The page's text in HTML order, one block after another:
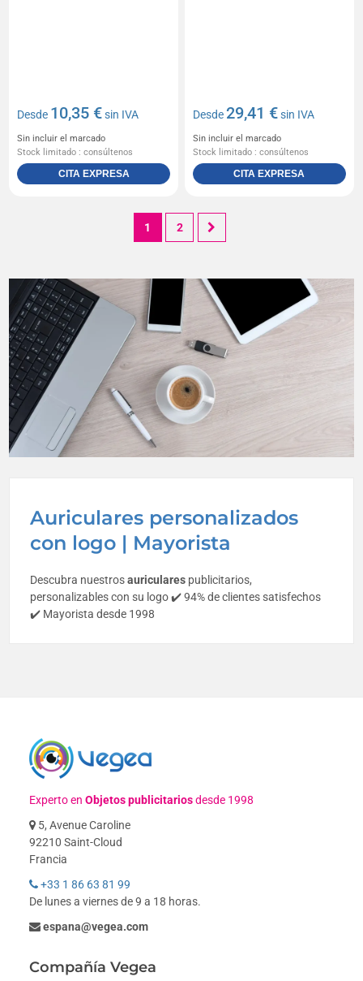
Auriculares personalizados
con logo | Mayorista
Descubra nuestrosauriculares publicitarios,
personalizables con su logo ✔️ 94% de clientes satisfechos
✔️ Mayorista desde 1998
Desde 10,35 €sin IVA
Sin incluir el marcado
Stock limitado : consúltenos
CITA EXPRESA
Desde29,41 €sin IVA
Sin incluir el marcado
Stock limitado : consúltenos
CITA EXPRESA
1 2
Experto enObjetos publicitariosdesde 1998
5, Avenue Caroline
92210 Saint-Cloud
Francia
+33 1 86 63 81 99
De lunes a viernes de 9 a 18 horas.
espana@vegea.com
Compañía Vegea